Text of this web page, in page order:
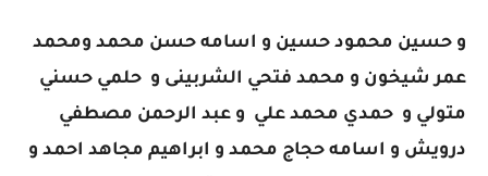
و حسين محمود حسين و اسامه حسن محمد ومحمد
عمر شيخون و محمد فتحي الشربينى و حلمي حسني
متولي و حمدي محمد علي و عبد الرحمن مصطفي
درويش و اسامه حجاج محمد و ابراهيم مجاهد احمد و